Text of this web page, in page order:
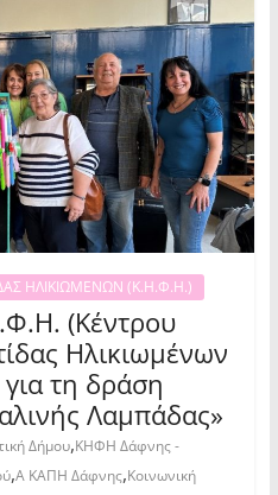
ΗΛΙΚΙΩΜΕΝΩΝ (Κ.Η.Φ.Η.)
(Κέντρου
Ηλικιωμένων
τη δράση
Λαμπάδας»
Δήμου,ΚΗΦΗ Δάφνης -
,Α ΚΑΠΗ Δάφνης,Κοινωνική